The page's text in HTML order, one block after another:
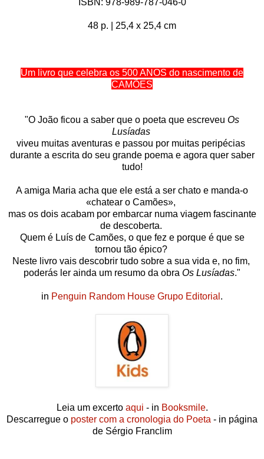
ISBN: 978-989-787-046-0
48 p. | 25,4 x 25,4 cm
Um livro que celebra os 500 ANOS do nascimento de
CAMÕES
"O João ficou a saber que o poeta que escreveu Os
Lusíadas
viveu muitas aventuras e passou por muitas peripécias
durante a escrita do seu grande poema e agora quer saber
tudo!
A amiga Maria acha que ele está a ser chato e manda-o
«chatear o Camões»,
mas os dois acabam por embarcar numa viagem fascinante
de descoberta.
Quem é Luís de Camões, o que fez e porque é que se
tornou tão épico?
Neste livro vais descobrir tudo sobre a sua vida e, no fim,
poderás ler ainda um resumo da obra Os Lusíadas."
in Penguin Random House Grupo Editorial .
Leia um excerto aqui - in Booksmile.
Descarregue o poster com a cronologia do Poeta - in página
de Sérgio Franclim